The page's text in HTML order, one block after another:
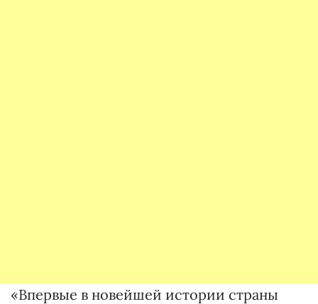
«Впервые в новейшей истории страны